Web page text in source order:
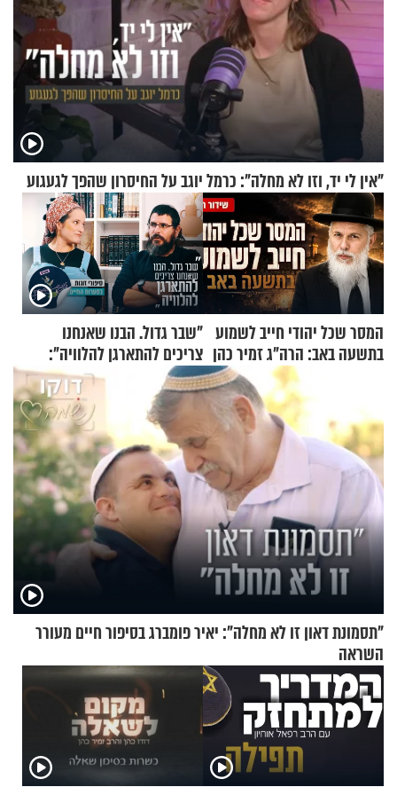
"אין לי יד, וזו לא מחלה": כרמל יוגב על החיסרון שהפך לגעגוע
המסר שכל יהודי חייב לשמוע
בתשעה באב: הרה"ג זמיר כהן
"שבר גדול. הבנו שאנחנו
צריכים להתארגן להלוויה":
זוגיות במבחן, הפעם עם מרים
וגד דנינו
"תסמונת דאון זו לא מחלה": יאיר פומברג בסיפור חיים מעורר
השראה